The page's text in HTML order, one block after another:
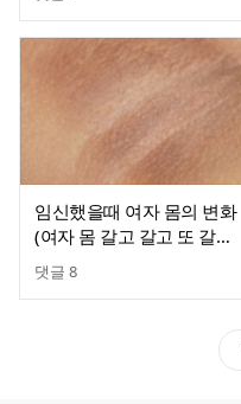
임신했을때 여자 몸의 변화
(여자 몸 갈고 갈고 또 갈아
하는 임신)
댓글 8